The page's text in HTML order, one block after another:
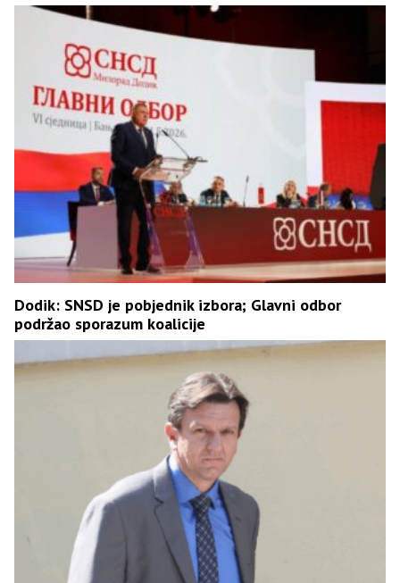
Dodik: SNSD je pobjednik izbora; Glavni odbor
podržao sporazum koalicije